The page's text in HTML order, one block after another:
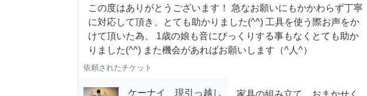
この度はありがとうございます！ 急なお願いにもかかわらず丁寧
に対応して頂き、とても助かりました(^^) 工具を使う際お声をか
けて頂いた為、 1歳の娘も音にびっくりする事もなくとても助か
りました(^^) また機会があればお願いします（^人^）
依頼されたチケット
ケーナイ 現引っ越し